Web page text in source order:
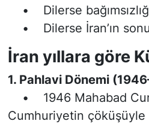
• Dilerse
• Dilerse İran’ın
İran yıllara göre
1. Pahlavi Dönemi
• 1946 Mahabad
Cumhuriyetin çöküşüyle